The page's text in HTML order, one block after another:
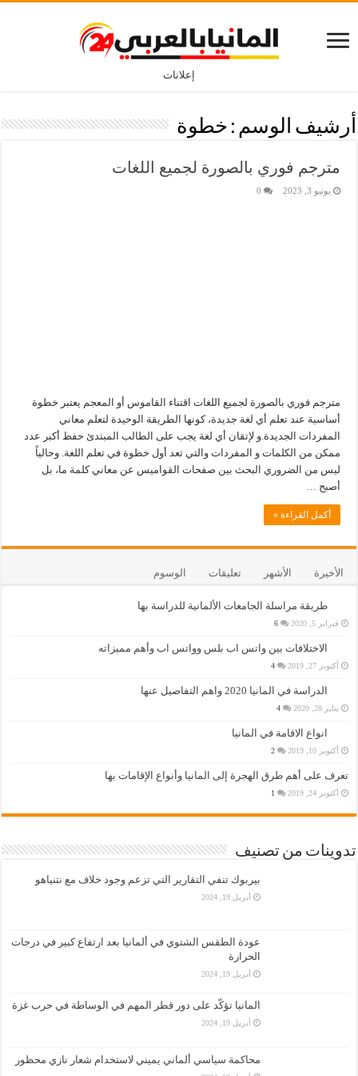
إعلانات
أرشيف الوسم : خطوة
مترجم فوري بالصورة لجميع اللغات
يونيو 3, 2023 0
مترجم فوري بالصورة لجميع اللغات اقتناء القاموس أو المعجم يعتبر خطوة
أساسية عند تعلم أي لغة جديدة، كونها الطريقة الوحيدة لتعلم معاني
المفردات الجديدة.و لإتقان أي لغة يجب على الطالب المبتدئ حفظ أكبر عدد
ممكن من الكلمات و المفردات والتي تعد أول خطوة في تعلم اللغة. وحالياً
ليس من الضروري البحث بين صفحات القواميس عن معاني كلمة ما، بل
أصبح …
أكمل القراءة »
الأخيرة الأشهر تعليقات الوسوم
طريقة مراسلة الجامعات الألمانية للدراسة بها
فبراير 5, 2020 6
الاختلافات بين واتس اب بلس وواتس اب وأهم مميزاته
أكتوبر 27, 2019 4
الدراسة في المانيا 2020 واهم التفاصيل عنها
يناير 28, 2020 4
انواع الاقامة في المانيا
أكتوبر 10, 2019 2
تعرف على أهم طرق الهجرة إلى المانيا وأنواع الإقامات بها
أكتوبر 24, 2019 1
تدوينات من تصنيف
بيربوك تنفي التقارير التي تزعم وجود خلاف مع نتنياهو
أبريل 19, 2024
عودة الطقس الشتوي في ألمانيا بعد ارتفاع كبير في درجات
الحرارة
أبريل 19, 2024
المانيا تؤكّد على دور قطر المهم في الوساطة في حرب غزة
أبريل 19, 2024
محاكمة سياسي ألماني يميني لاستخدام شعار نازي محظور